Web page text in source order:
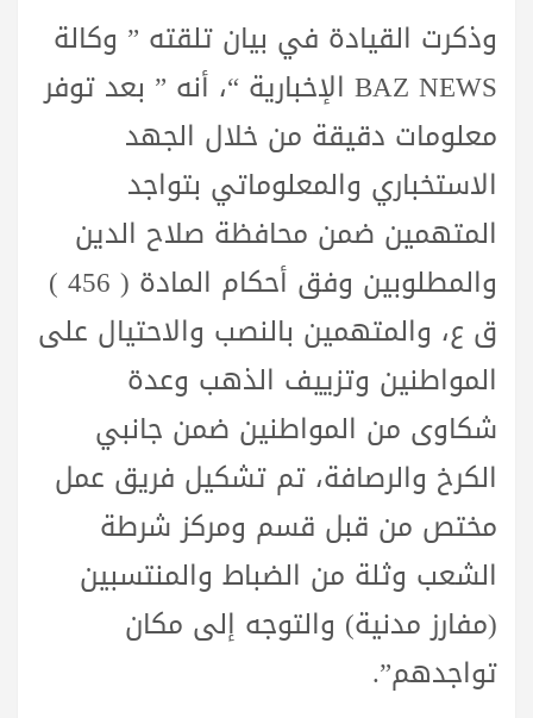
وذكرت القيادة في بيان تلقته ” وكالة
BAZ NEWS الإخبارية “، أنه ” بعد توفر
معلومات دقيقة من خلال الجهد
الاستخباري والمعلوماتي بتواجد
المتهمين ضمن محافظة صلاح الدين
والمطلوبين وفق أحكام المادة ( 456 )
ق ع، والمتهمين بالنصب والاحتيال على
المواطنين وتزييف الذهب وعدة
شكاوى من المواطنين ضمن جانبي
الكرخ والرصافة، تم تشكيل فريق عمل
مختص من قبل قسم ومركز شرطة
الشعب وثلة من الضباط والمنتسبين
(مفارز مدنية) والتوجه إلى مكان
تواجدهم”.